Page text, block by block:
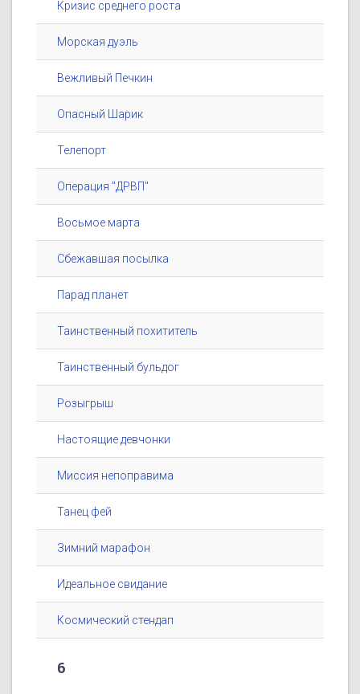
Кризис среднего роста
Морская дуэль
Вежливый Печкин
Опасный Шарик
Телепорт
Операция "ДРВП"
Восьмое марта
Сбежавшая посылка
Парад планет
Таинственный похититель
Таинственный бульдог
Розыгрыш
Настоящие девчонки
Миссия непоправима
Танец фей
Зимний марафон
Идеальное свидание
Космический стендап
6